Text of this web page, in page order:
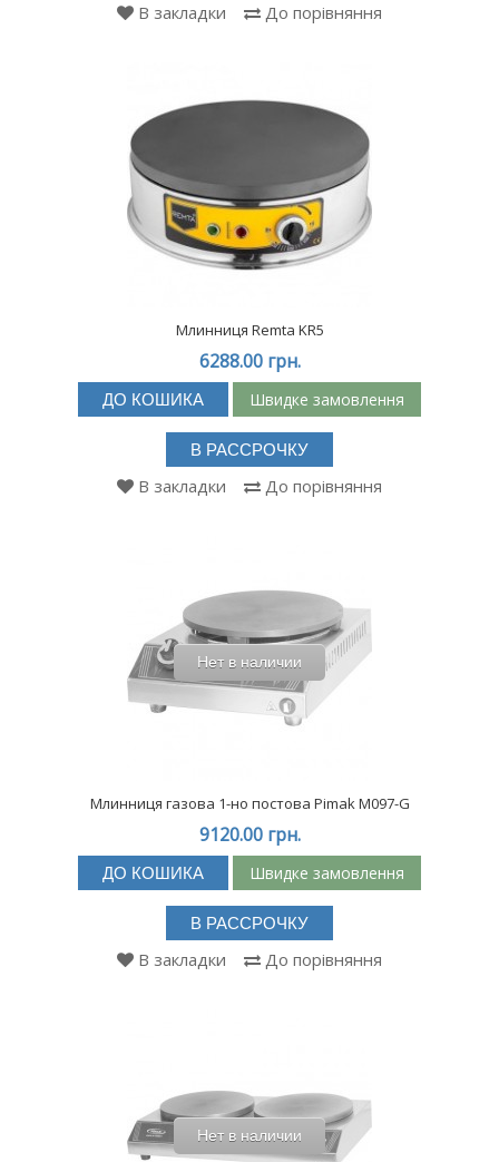
В закладки До порівняння
Млинниця Remta KR5
6288.00 грн.
ДО КОШИКА Швидке замовлення
В РАССРОЧКУ
В закладки До порівняння
Нет в наличии
Млинниця газова 1-но постова Pimak М097-G
9120.00 грн.
ДО КОШИКА Швидке замовлення
В РАССРОЧКУ
В закладки До порівняння
Нет в наличии